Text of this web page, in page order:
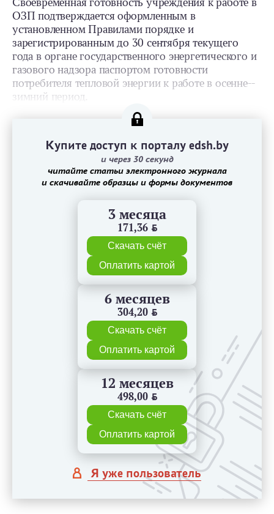
Своевременная готовность учреждения к работе в
ОЗП подтверждается оформленным в
установленном Правилами порядке и
зарегистрированным до 30 сентября текущего
года в органе государственного энергетического и
газового надзора паспортом готовности
потребителя тепловой энергии к работе в осенне-­
зимний период.
Купите доступ к порталу edsh.by
и через 30 секунд
читайте статьи электронного журнала
и скачивайте образцы и формы документов
3 месяца
171,36 BYN
Скачать счёт
Оплатить картой
6 месяцев
304,20 BYN
Скачать счёт
Оплатить картой
12 месяцев
498,00 BYN
Скачать счёт
Оплатить картой
Я уже пользователь